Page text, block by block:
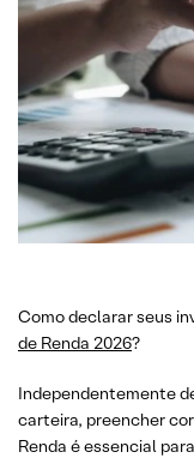
Como declarar seus
de Renda 2026?
Independentemente
carteira, preencher
Renda é essencial